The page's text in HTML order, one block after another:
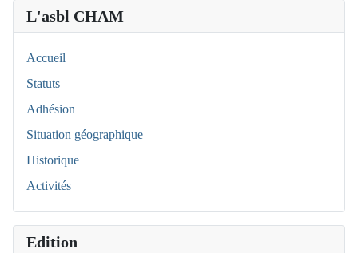
L'asbl CHAM
Accueil
Statuts
Adhésion
Situation géographique
Historique
Activités
Edition